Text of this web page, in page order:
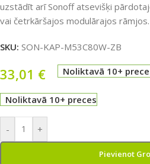
uzstādīt arī Sonoff atsevišķi
vai četrkāršajos modulārajos rāmjos.
SKU: SON-KAP-M53C80W-ZB
33,01 € Noliktavā 10+
Noliktavā 10+ preces
- +
Pievienot